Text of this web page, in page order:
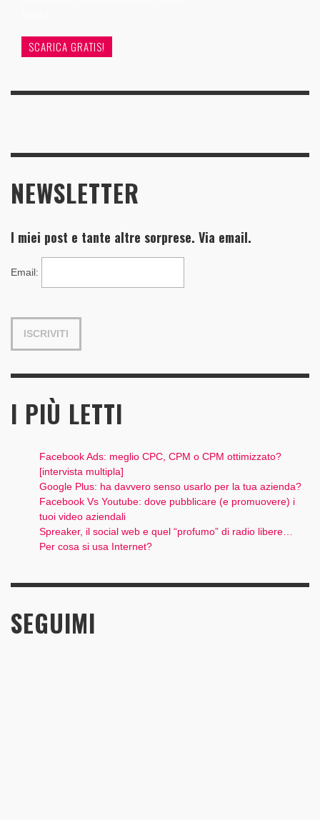
SCARICA GRATIS!
NEWSLETTER
I miei post e tante altre sorprese. Via email.
Email:
I PIÙ LETTI
Facebook Ads: meglio CPC, CPM o CPM ottimizzato?
[intervista multipla]
Google Plus: ha davvero senso usarlo per la tua azienda?
Facebook Vs Youtube: dove pubblicare (e promuovere) i
tuoi video aziendali
Spreaker, il social web e quel “profumo” di radio libere…
Per cosa si usa Internet?
SEGUIMI